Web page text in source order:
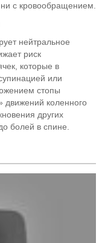
с кровообращением.
нейтральное
риск
которые в
или
стопы
движений коленного
других
болей в спине.